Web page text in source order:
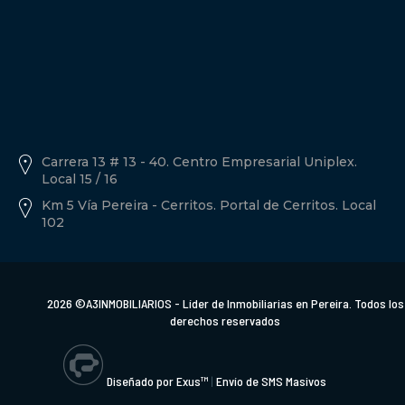
Carrera 13 # 13 - 40. Centro Empresarial Uniplex.
Local 15 / 16
Km 5 Vía Pereira - Cerritos. Portal de Cerritos. Local
102
2026 ©A3INMOBILIARIOS - Líder de Inmobiliarias en Pereira. Todos los
derechos reservados
Diseñado por Exus™ |Envío de SMS Masivos